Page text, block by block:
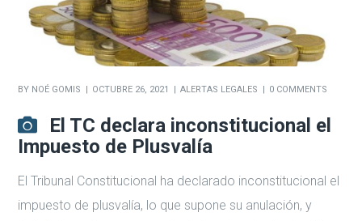
BY NOÉ GOMIS OCTUBRE 26, 2021 ALERTAS LEGALES 0 COMMENTS
El TC declara inconstitucional el
Impuesto de Plusvalía
El Tribunal Constitucional ha declarado inconstitucional el
impuesto de plusvalía, lo que supone su anulación, y